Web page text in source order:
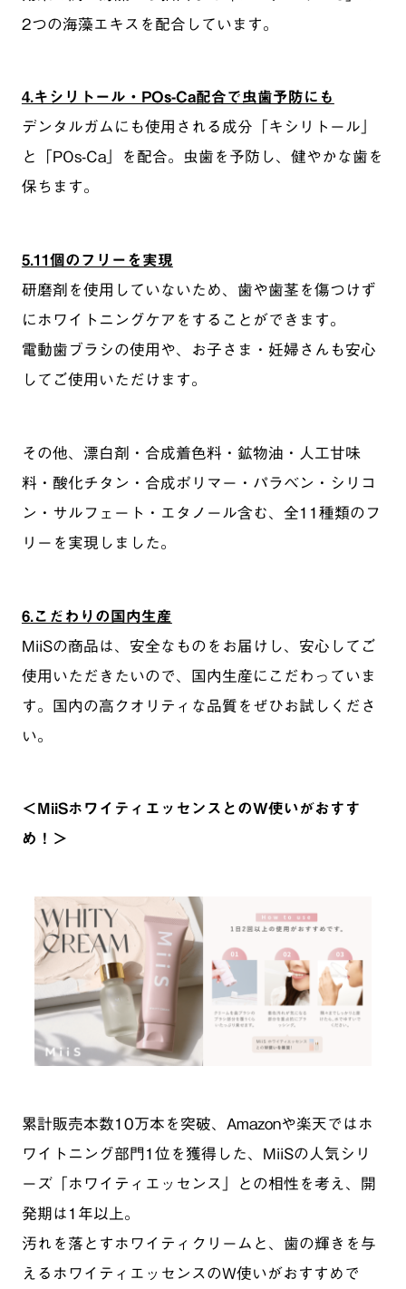
2つの海藻エキスを配合しています。
4.キシリトール・POs-Ca配合で虫歯予防にも
デンタルガムにも使用される成分「キシリトール」
と「POs-Ca」を配合。虫歯を予防し、健やかな歯を
保ちます。
5.11個のフリーを実現
研磨剤を使用していないため、歯や歯茎を傷つけず
にホワイトニングケアをすることができます。
電動歯ブラシの使用や、お子さま・妊婦さんも安心
してご使用いただけます。
その他、漂白剤・合成着色料・鉱物油・人工甘味
料・酸化チタン・合成ポリマー・パラベン・シリコ
ン・サルフェート・エタノール含む、全11種類のフ
リーを実現しました。
6.こだわりの国内生産
MiiSの商品は、安全なものをお届けし、安心してご
使用いただきたいので、国内生産にこだわっていま
す。国内の高クオリティな品質をぜひお試しくださ
い。
＜MiiSホワイティエッセンスとのW使いがおすす
め！＞
累計販売本数10万本を突破、Amazonや楽天ではホ
ワイトニング部門1位を獲得した、MiiSの人気シリ
ーズ「ホワイティエッセンス」との相性を考え、開
発期は1年以上。
汚れを落とすホワイティクリームと、歯の輝きを与
えるホワイティエッセンスのW使いがおすすめで